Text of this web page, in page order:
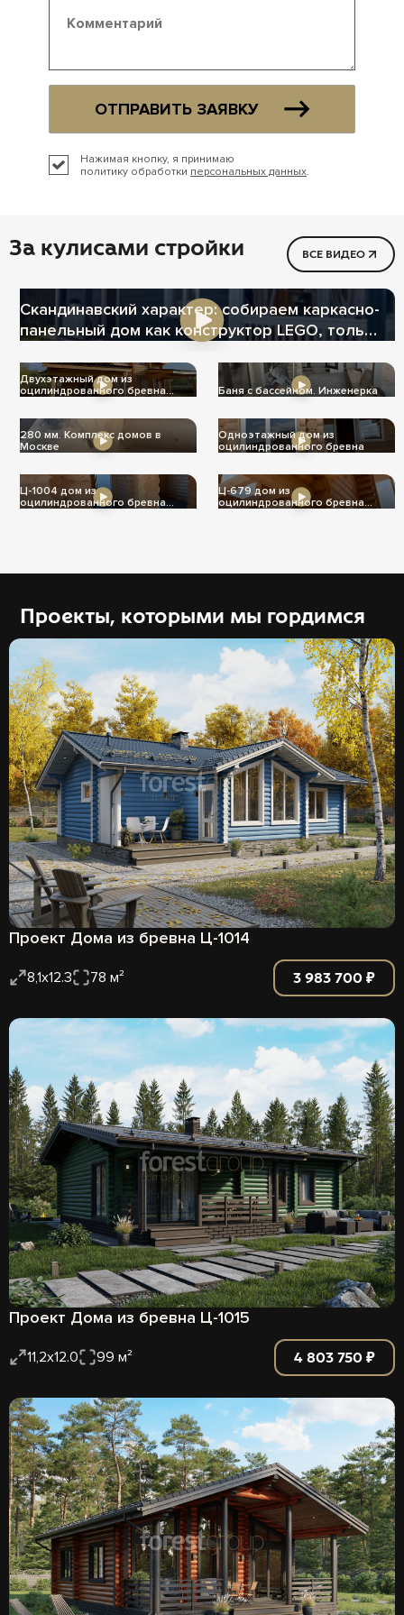
ОТПРАВИТЬ ЗАЯВКУ
Нажимая кнопку, я принимаю
политику обработки персональных данных.
За кулисами стройки ВСЕ ВИДЕО
Скандинавский характер: собираем каркасно-
панельный дом как конструктор LEGO, только
Двухэтажный дом из
оцилиндрованного бревна
Баня с бассейном. Инженерка
280 мм. Комплекс домов в
Москве
Одноэтажный дом из
оцилиндрованного бревна
Ц-1004 дом из
оцилиндрованного бревна
Ц-679 дом из
оцилиндрованного бревна
Проекты, которыми мы гордимся
Проект Дома из бревна Ц-1014
8,1х12.3 78 м² 3 983 700 ₽
Проект Дома из бревна Ц-1015
11,2х12.0 99 м² 4 803 750 ₽